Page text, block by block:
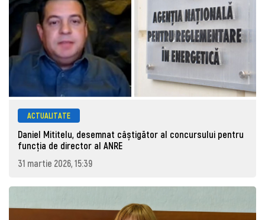
ACTUALITATE
Daniel Mititelu, desemnat câștigător al concursului pentru
funcția de director al ANRE
31 martie 2026, 15:39